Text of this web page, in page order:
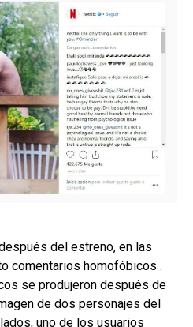
del estreno, en las
comentarios homofóbicos .
se produjeron después de
de dos personajes del
uno de los usuarios